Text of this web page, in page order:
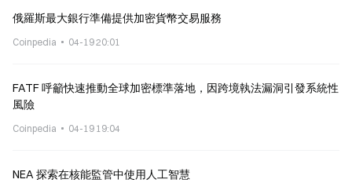
俄羅斯最大銀行準備提供加密貨幣交易服務
Coinpedia 04-19 20:01
FATF 呼籲快速推動全球加密標準落地，因跨境執法漏洞引發系統性
風險
Coinpedia 04-19 19:04
NEA 探索在核能監管中使用人工智慧